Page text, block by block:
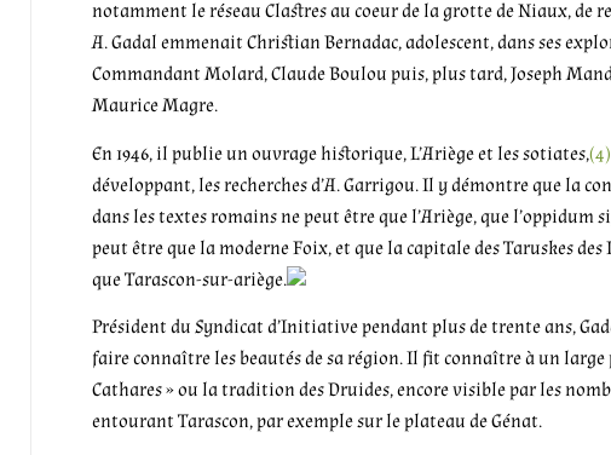
notamment le réseau Clastres au coeur de la grotte de Niaux, de
A. Gadal emmenait Christian Bernadac, adolescent, dans ses
Commandant Molard, Claude Boulou puis, plus tard,Joseph
Maurice Magre.
En 1946, il publie un ouvrage historique, L’Ariège et les sotiates,(4)
développant, les recherches d’A. Garrigou. Il y démontre que la
dans les textes romains ne peut être que l’Ariège, que l’oppidum
peut être que la moderne Foix, et que la capitale des Taruskes des
que Tarascon-sur-ariège.
Président du Syndicat d’Initiative pendant plus de trente ans,
faire connaître les beautés de sa région. Il fit connaître à un large
Cathares » ou la tradition des Druides, encore visible par les
entourant Tarascon, par exemple sur le plateau de Génat.